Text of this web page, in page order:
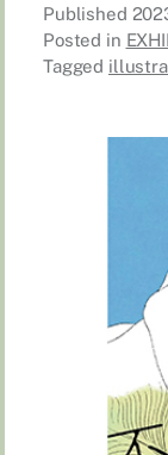
Published
Posted in
Tagged